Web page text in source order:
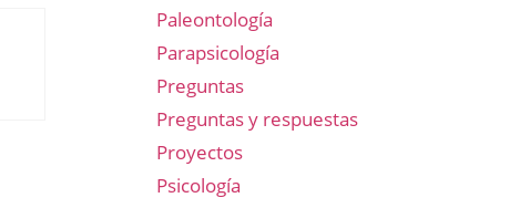
Paleontología
Parapsicología
Preguntas
Preguntas y respuestas
Proyectos
Psicología